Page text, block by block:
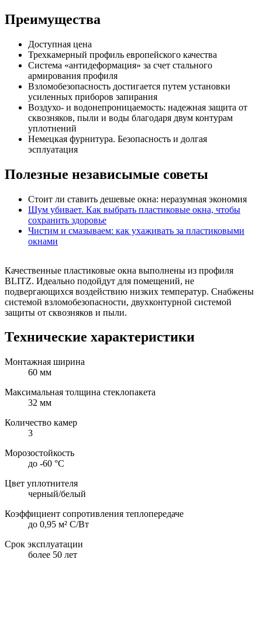
Преимущества
Доступная цена
Трехкамерный профиль европейского качества
Система «антидеформация» за счет стального
армирования профиля
Взломобезопасность достигается путем установки
усиленных приборов запирания
Воздухо- и водонепроницаемость: надежная защита от
сквозняков, пыли и воды благодаря двум контурам
уплотнений
Немецкая фурнитура. Безопасность и долгая
эсплуатация
Полезные независымые советы
Стоит ли ставить дешевые окна: неразумная экономия
Шум убивает. Как выбрать пластиковые окна, чтобы
сохранить здоровье
Чистим и смазываем: как ухаживать за пластиковыми
окнами
Качественные пластиковые окна выполнены из профиля
BLITZ. Идеально подойдут для помещений, не
подвергающихся воздействию низких температур. Снабжены
системой взломобезопасности, двухконтурной системой
защиты от сквозняков и пыли.
Технические характеристики
Монтажная ширина
60 мм
Максимальная толщина стеклопакета
32 мм
Количество камер
3
Морозостойкость
до -60 °С
Цвет уплотнителя
черный/белый
Коэффициент сопротивления теплопередаче
до 0,95 м² С/Вт
Срок эксплуатации
более 50 лет